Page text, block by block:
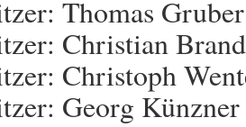
Thomas Gruber
Christian
Christoph
Georg Künzner